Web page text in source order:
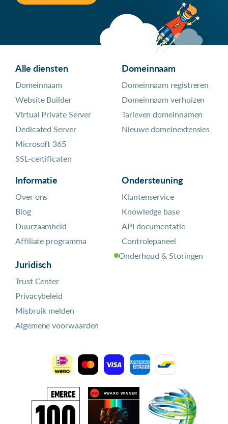
Alle diensten
Domeinnaam
Website Builder
Virtual Private Server
Dedicated Server
Microsoft 365
SSL-certificaten
Domeinnaam
Domeinnaam registreren
Domeinnaam verhuizen
Tarieven domeinnamen
Nieuwe domeinextensies
Informatie
Over ons
Blog
Duurzaamheid
Affiliate programma
Juridisch
Trust Center
Privacybeleid
Misbruik melden
Algemene voorwaarden
Ondersteuning
Klantenservice
Knowledge base
API documentatie
Controlepaneel
Onderhoud & Storingen